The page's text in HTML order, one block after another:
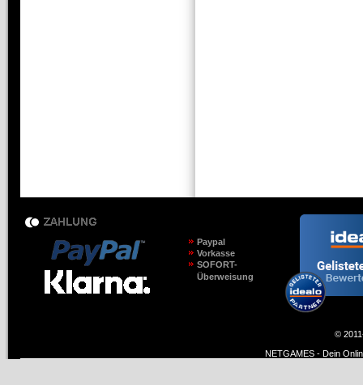
Paypal
Vorkasse
SOFORT-
Überweisung
©
NETGAMES - Dein